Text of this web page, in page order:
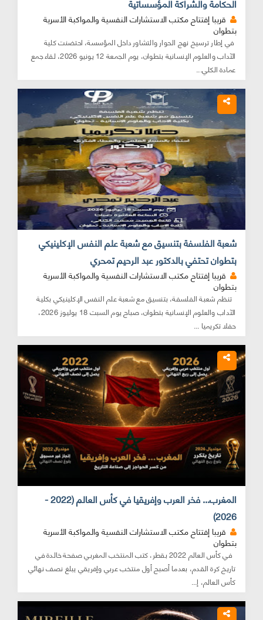
قريبا إفتتاح مكتب الاستشارات النفسية والمواكبة الأسرية
بتطوان
في إطار ترسيخ نهج الحوار والتشاور داخل المؤسسة، احتضنت كلية
الآداب والعلوم الإنسانية بتطوان، يوم الجمعة 12 يونيو 2026، لقاء جمع
عمادة الكلي...
شعبة الفلسفة بتنسيق مع شعبة علم النفس الإكلينيكي
بتطوان تحتفي بالدكتور عبد الرحيم تمحري
قريبا إفتتاح مكتب الاستشارات النفسية والمواكبة الأسرية
بتطوان
تنظم شعبة الفلسفة، بتنسيق مع شعبة علم النفس الإكلينيكي بكلية
الآداب والعلوم الإنسانية بتطوان، صباح يوم السبت 18 يوليوز 2026،
حفلا تكريميا ...
المغرب... فخر العرب وإفريقيا في كأس العالم (2022 -
2026)
قريبا إفتتاح مكتب الاستشارات النفسية والمواكبة الأسرية
بتطوان
في كأس العالم 2022 بقطر، كتب المنتخب المغربي صفحة خالدة في
تاريخ كرة القدم، بعدما أصبح أول منتخب عربي وإفريقي يبلغ نصف نهائي
كأس العالم، إ...